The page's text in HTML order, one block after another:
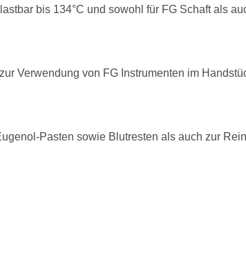
bis 134°C und sowohl für FG Schaft als
Verwendung von FG Instrumenten im
Pasten sowie Blutresten als auch zur